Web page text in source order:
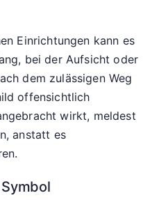
Einrichtungen kann es
bei der Aufsicht oder
dem zulässigen Weg
offensichtlich
wirkt, meldest
anstatt es